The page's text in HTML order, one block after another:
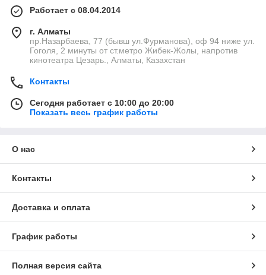
Работает с 08.04.2014
г. Алматы
пр.Назарбаева, 77 (бывш ул.Фурманова), оф 94 ниже ул.
Гоголя, 2 минуты от ст.метро Жибек-Жолы, напротив
кинотеатра Цезарь., Алматы, Казахстан
Контакты
Сегодня работает с 10:00 до 20:00
Показать весь график работы
О нас
Контакты
Доставка и оплата
График работы
Полная версия сайта